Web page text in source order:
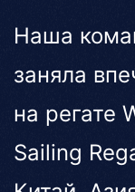
Наша
заняла
на регате
Sailing